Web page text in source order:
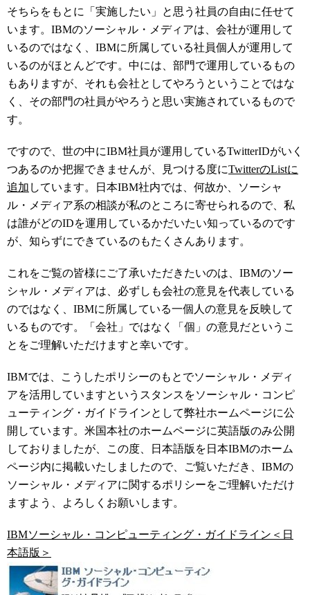
そちらをもとに「実施したい」と思う社員の自由に任せて
います。IBMのソーシャル・メディアは、会社が運用して
いるのではなく、IBMに所属している社員個人が運用して
いるのがほとんどです。中には、部門で運用しているもの
もありますが、それも会社としてやろうということではな
く、その部門の社員がやろうと思い実施されているもので
す。
ですので、世の中にIBM社員が運用しているTwitterIDがいく
つあるのか把握できませんが、見つける度にTwitterのListに
追加 しています。日本IBM社内では、何故か、ソーシャ
ル・メディア系の相談が私のところに寄せられるので、私
は誰がどのIDを運用しているかだいたい知っているのです
が、知らずにできているのもたくさんあります。
これをご覧の皆様にご了承いただきたいのは、IBMのソー
シャル・メディアは、必ずしも会社の意見を代表している
のではなく、IBMに所属している一個人の意見を反映して
いるものです。「会社」ではなく「個」の意見だというこ
とをご理解いただけますと幸いです。
IBMでは、こうしたポリシーのもとでソーシャル・メディ
アを活用していますというスタンスをソーシャル・コンピ
ューティング・ガイドラインとして弊社ホームページに公
開しています。米国本社のホームページに英語版のみ公開
しておりましたが、この度、日本語版を日本IBMのホーム
ページ内に掲載いたしましたので、ご覧いただき、IBMの
ソーシャル・メディアに関するポリシーをご理解いただけ
ますよう、よろしくお願いします。
IBMソーシャル・コンピューティング・ガイドライン＜日
本語版＞